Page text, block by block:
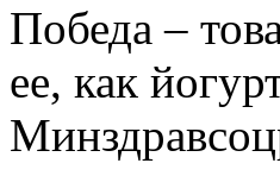
Победа –
ее, как